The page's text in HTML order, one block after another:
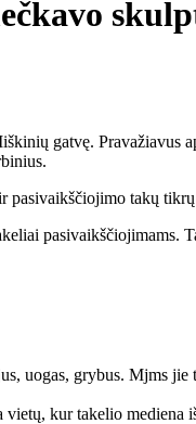
gatvę. Pravažiavus
takų
uogas, grybus. Mjms jie
kur takelio mediena